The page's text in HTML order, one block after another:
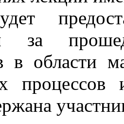
за
в области
процессов